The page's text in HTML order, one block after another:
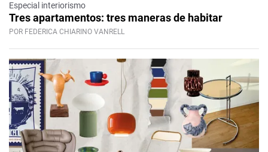
Especial interiorismo
Tres apartamentos: tres maneras de habitar
POR FEDERICA CHIARINO VANRELL